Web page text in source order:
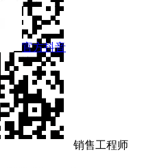
官方抖音
销售工程师